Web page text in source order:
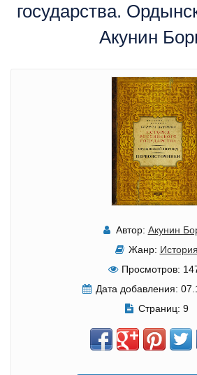
государства.
Акунин
Автор: Акунин
Жанр: История
Просмотров:
Дата добавления:
Страниц: 9